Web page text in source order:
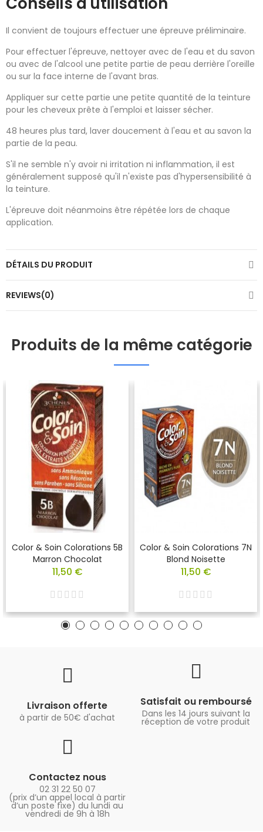
Il convient de toujours effectuer une épreuve préliminaire.
Pour effectuer l'épreuve, nettoyer avec de l'eau et du savon
ou avec de l'alcool une petite partie de peau derrière l'oreille
ou sur la face interne de l'avant bras.
Appliquer sur cette partie une petite quantité de la teinture
pour les cheveux prête à l'emploi et laisser sécher.
48 heures plus tard, laver doucement à l'eau et au savon la
partie de la peau.
S'il ne semble n'y avoir ni irritation ni inflammation, il est
généralement supposé qu'il n'existe pas d'hypersensibilité à
la teinture.
L'épreuve doit néanmoins être répétée lors de chaque
application.
DÉTAILS DU PRODUIT
REVIEWS(0)
Produits de la même catégorie
Color & Soin Colorations 5B
Marron Chocolat
11,50 €
Color & Soin Colorations 7N
Blond Noisette
11,50 €
Livraison offerte
à partir de 50€ d'achat
Satisfait ou remboursé
Dans les 14 jours suivant la
réception de votre produit
Contactez nous
02 31 22 50 07
(prix d’un appel local à partir
d’un poste fixe) du lundi au
vendredi de 9h à 18h